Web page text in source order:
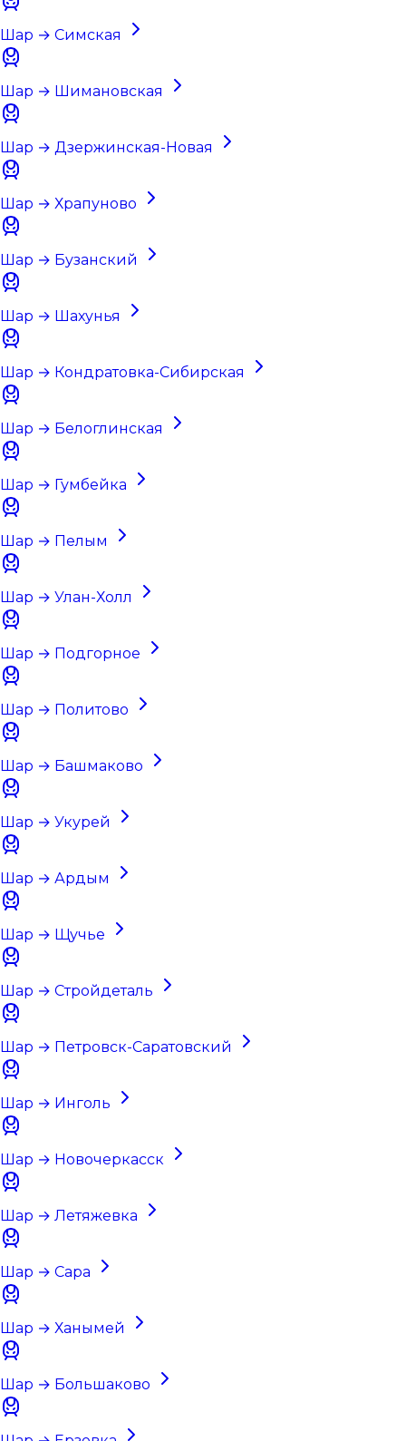
Шар → Симская
Шар → Шимановская
Шар → Дзержинская-Новая
Шар → Храпуново
Шар → Бузанский
Шар → Шахунья
Шар → Кондратовка-Сибирская
Шар → Белоглинская
Шар → Гумбейка
Шар → Пелым
Шар → Улан-Холл
Шар → Подгорное
Шар → Политово
Шар → Башмаково
Шар → Укурей
Шар → Ардым
Шар → Щучье
Шар → Стройдеталь
Шар → Петровск-Саратовский
Шар → Инголь
Шар → Новочеркасск
Шар → Летяжевка
Шар → Сара
Шар → Ханымей
Шар → Большаково